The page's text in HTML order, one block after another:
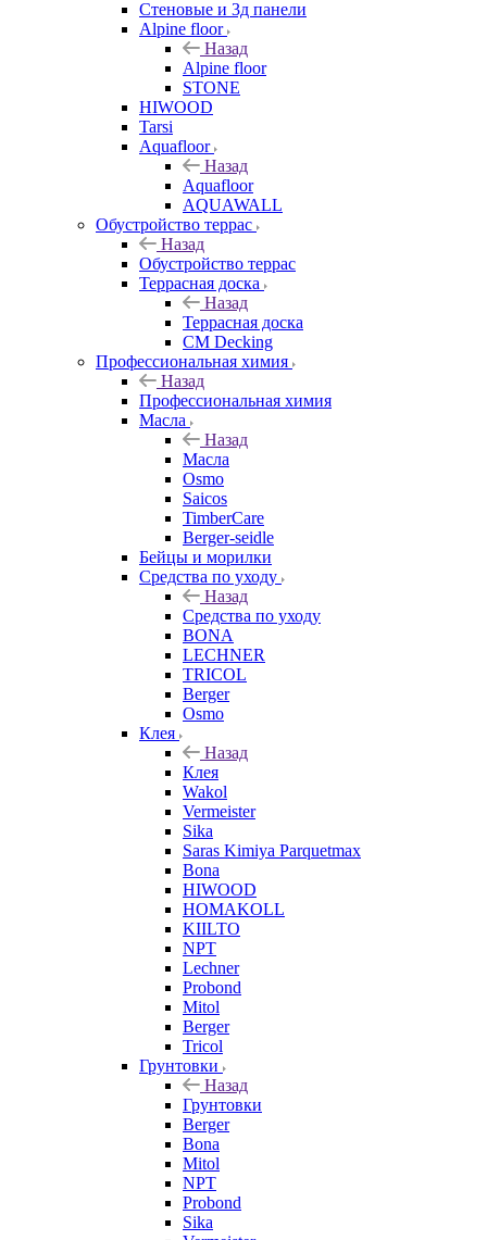
Стеновые и 3д панели
Alpine floor
Назад
Alpine floor
STONE
HIWOOD
Tarsi
Aquafloor
Назад
Aquafloor
AQUAWALL
Обустройство террас
Назад
Обустройство террас
Террасная доска
Назад
Террасная доска
CM Decking
Профессиональная химия
Назад
Профессиональная химия
Масла
Назад
Масла
Osmo
Saicos
TimberCare
Berger-seidle
Бейцы и морилки
Средства по уходу
Назад
Средства по уходу
BONA
LECHNER
TRICOL
Berger
Osmo
Клея
Назад
Клея
Wakol
Vermeister
Sika
Saras Kimiya Parquetmax
Bona
HIWOOD
HOMAKOLL
KIILTO
NPT
Lechner
Probond
Mitol
Berger
Tricol
Грунтовки
Назад
Грунтовки
Berger
Bona
Mitol
NPT
Probond
Sika